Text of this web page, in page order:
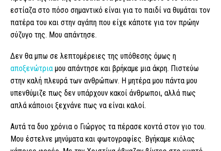
εστίαζα στο πόσο σημαντικό είναι για το παιδί να θυμάται τον
πατέρα του και στην αγάπη που είχε κάποτε για τον πρώην
σύζυγο της. Μου απάντησε.
Δεν θα μπω σε λεπτομέρειες της υπόθεσης όμως η
αποξενώτρια μου απάντησε και βρήκαμε μια άκρη. Πιστεύω
στην καλή πλευρά των ανθρώπων. Η μητέρα μου πάντα μου
υπενθύμιζε πως δεν υπάρχουν κακοί άνθρωποι, αλλά πως
απλά κάποιοι ξεχνάνε πως να είναι καλοί.
Αυτά τα δυο χρόνια ο Γιώργος τα πέρασε κοντά στον γιο του.
Μου έστελνε μηνύματα και φωτογραφίες. Βγήκαμε κιόλας